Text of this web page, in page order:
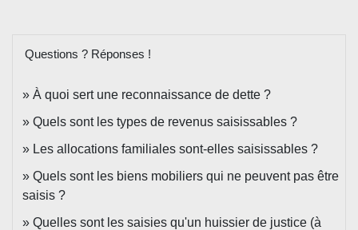
Questions ? Réponses !
À quoi sert une reconnaissance de dette ?
Quels sont les types de revenus saisissables ?
Les allocations familiales sont-elles saisissables ?
Quels sont les biens mobiliers qui ne peuvent pas être
saisis ?
Quelles sont les saisies qu'un huissier de justice (à